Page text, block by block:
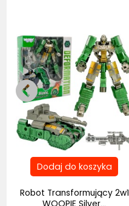
Robot Transformujący 2w1
WOOPIE Silver...